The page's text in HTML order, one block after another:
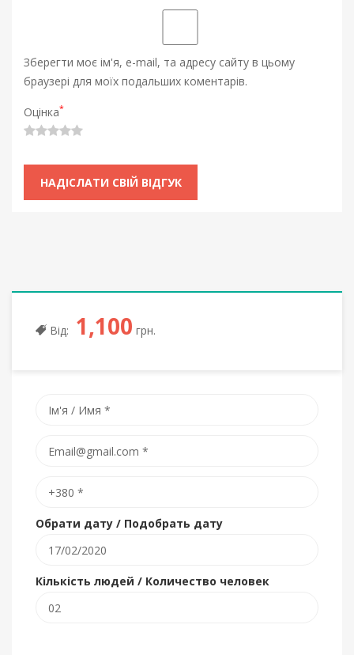
Зберегти моє ім'я, e-mail, та адресу сайту в цьому
браузері для моїх подальших коментарів.
Оцінка*
Від: 1,100 грн.
Обрати дату / Подобрать дату
Кількість людей / Количество человек